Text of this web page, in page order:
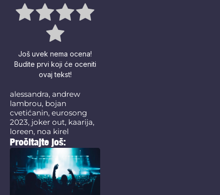
Još uvek nema ocena!
Budite prvi koji će oceniti
ovaj tekst!
alessandra, andrew
lambrou, bojan
cvetićanin, eurosong
2023, joker out, kaarija,
loreen, noa kirel
Pročitajte još: